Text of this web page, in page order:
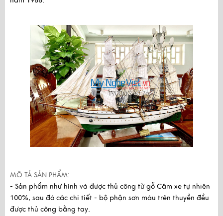
MÔ TẢ SẢN PHẨM:
- Sản phẩm như hình và được thủ công từ gỗ Căm xe tự nhiên
100%, sau đó các chi tiết - bộ phận sơn màu trên thuyền đều
được thủ công bằng tay.